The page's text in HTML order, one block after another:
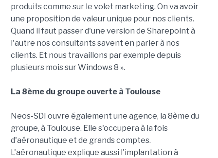
produits comme sur le volet marketing. On va avoir
une proposition de valeur unique pour nos clients.
Quand il faut passer d'une version de Sharepoint à
l'autre nos consultants savent en parler à nos
clients. Et nous travaillons par exemple depuis
plusieurs mois sur Windows 8 ».
La 8ème du groupe ouverte à Toulouse
Neos-SDI ouvre également une agence, la 8ème du
groupe, à Toulouse. Elle s'occupera à la fois
d'aéronautique et de grands comptes.
L'aéronautique explique aussi l'implantation à